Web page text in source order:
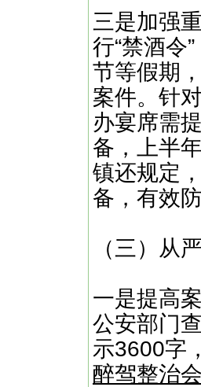
三是加强
行“禁酒令
节等假期
案件。针
办宴席需
备，上半
镇还规定
备，有效
（三）从
一是提高
公安部门
示3600字
醉驾整治